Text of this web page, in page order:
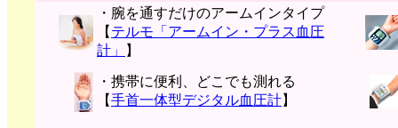
・腕を通すだけのアームインタイプ
【 テルモ「アームイン・プラス血圧
計」
】
・携帯に便利、どこでも測れる
【手首一体型デジタル血圧計】